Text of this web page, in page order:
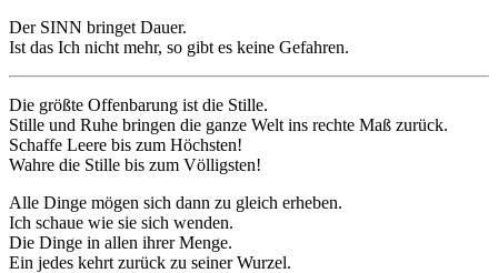
Der SINN bringet Dauer.
Ist das Ich nicht mehr, so gibt es keine Gefahren.
Die größte Offenbarung ist die Stille.
Stille und Ruhe bringen die ganze Welt ins rechte Maß zurück.
Schaffe Leere bis zum Höchsten!
Wahre die Stille bis zum Völligsten!
Alle Dinge mögen sich dann zu gleich erheben.
Ich schaue wie sie sich wenden.
Die Dinge in allen ihrer Menge.
Ein jedes kehrt zurück zu seiner Wurzel.